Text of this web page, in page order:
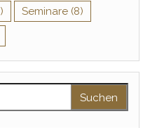
Seminare (8)